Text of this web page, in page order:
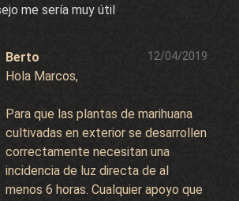
me sería muy útil
Berto 12/04/2019
Hola Marcos,
Para que las plantas de marihuana
cultivadas en exterior se desarrollen
correctamente necesitan una
incidencia de luz directa de al
menos 6 horas. Cualquier apoyo que